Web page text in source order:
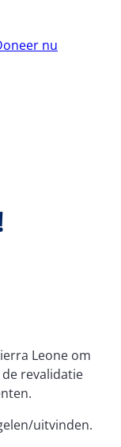
nu
Leone om
revalidatie
uitvinden.